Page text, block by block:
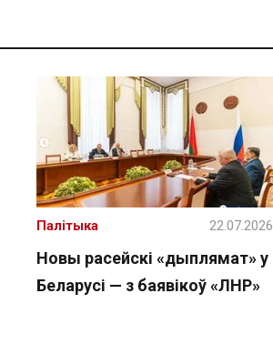
Новы расейскі «дыплямат» у
Беларусі — з баявікоў «ЛНР»
Палітыка 22.07.2026